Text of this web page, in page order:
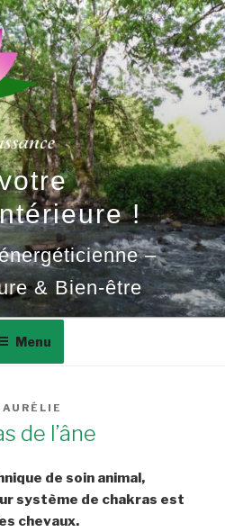
!
–
& Bien-être
Menu
AURÉLIE
de l’âne
de soin animal,
système de chakras est
chevaux.